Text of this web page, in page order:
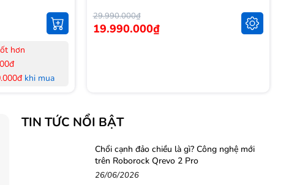
hơn
khi mua
29.990.000₫
19.990.000₫
TIN TỨC NỔI BẬT
Chổi cạnh đảo chiều là gì? Công nghệ mới
trên Roborock Qrevo 2 Pro
26/06/2026